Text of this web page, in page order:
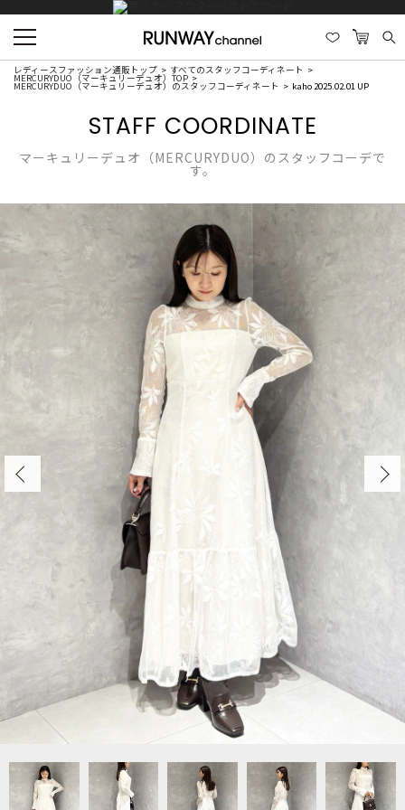
レディースファッション通販トップ すべてのスタッフコーディネート
MERCURYDUO（マーキュリーデュオ）TOP
MERCURYDUO（マーキュリーデュオ）のスタッフコーディネート kaho 2025.02.01 UP
STAFF COORDINATE
マーキュリーデュオ（MERCURYDUO）のスタッフコーデで
す。